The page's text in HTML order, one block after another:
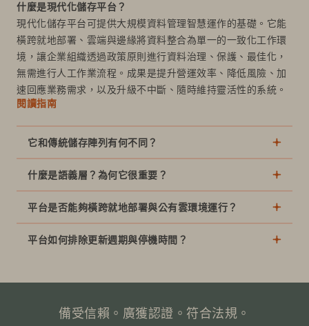
什麼是現代化儲存平台？
現代化儲存平台可提供大規模資料管理智慧運作的基礎。它能
橫跨就地部署、雲端與邊緣將資料整合為單一的一致化工作環
境，讓企業組織透過政策原則進行資料治理、保護、最佳化，
無需進行人工作業流程。成果是提升營運效率、降低風險、加
速回應業務需求，以及升級不中斷、隨時維持靈活性的系統。
閱讀指南
它和傳統儲存陣列有何不同？
什麼是語義層？為何它很重要？
平台是否能夠橫跨就地部署與公有雲環境運行？
平台如何排除更新週期與停機時間？
備受信賴。廣獲認證。符合法規。